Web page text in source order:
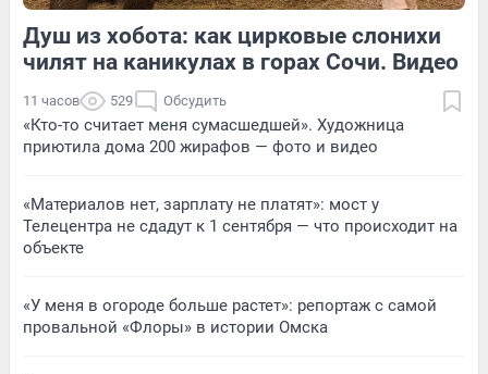
4 Обсудить 7 Обсудить
Душ из хобота: как цирковые слонихи
чилят на каникулах в горах Сочи. Видео
11 часов 529 Обсудить
«Кто-то считает меня сумасшедшей». Художница
приютила дома 200 жирафов — фото и видео
«Материалов нет, зарплату не платят»: мост у
Телецентра не сдадут к 1 сентября — что происходит на
объекте
«У меня в огороде больше растет»: репортаж с самой
провальной «Флоры» в истории Омска